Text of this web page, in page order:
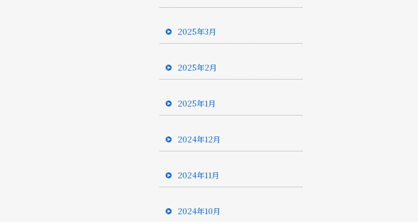
2025年3月
2025年2月
2025年1月
2024年12月
2024年11月
2024年10月